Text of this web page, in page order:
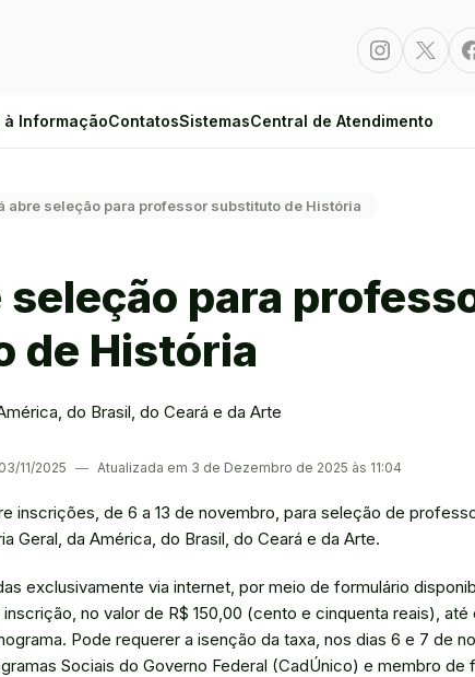
Instagram
à InformaçãoContatosSistemasCentral de Atendimento
abre seleção para professor substituto de História
seleção para
de História
do Brasil, do Ceará e da Arte
11/2025 ― Atualizada em 3 de Dezembro de 2025 às 11:04
inscrições, de 6 a 13 de novembro, para seleção de
Geral, da América, do Brasil, do Ceará e da Arte.
exclusivamente via internet, por meio de formulário
no valor de R$ 150,00 (cento e cinquenta reais), até
Pode requerer a isenção da taxa, nos dias 6 e 7 de
Sociais do Governo Federal (CadÚnico) e membro de